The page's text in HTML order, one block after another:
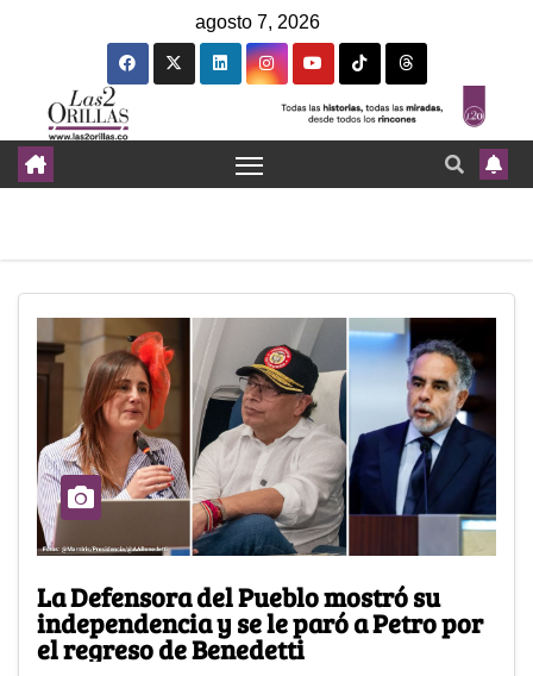
agosto 7, 2026
La Defensora del Pueblo mostró su
independencia y se le paró a Petro por
el regreso de Benedetti